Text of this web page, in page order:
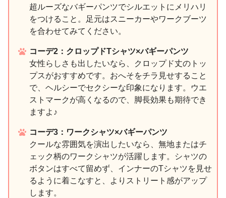
超ルーズなバギーパンツでシルエットにメリハリ
をつけること。足元はスニーカーやワークブーツ
を合わせてみてください。
コーデ2：クロップドTシャツ×バギーパンツ
女性らしさも出したいなら、クロップド丈のトッ
プスがおすすめです。おへそをチラ見せすること
で、ヘルシーでセクシーな印象になります。ウエ
ストマークが高くなるので、脚長効果も期待でき
ますよ♪
コーデ3：ワークシャツ×バギーパンツ
クールな雰囲気を演出したいなら、無地またはチ
ェック柄のワークシャツが活躍します。シャツの
ボタンはすべて留めず、インナーのTシャツを見せ
るように着こなすと、よりストリート感がアップ
します。